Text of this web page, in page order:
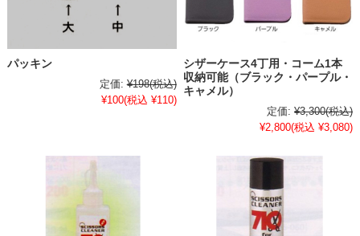
パッキン
定価: ¥198(税込)
¥100(税込 ¥110)
シザーケース4丁用・コーム1本
収納可能（ブラック・パープル・
キャメル）
定価: ¥3,300(税込)
¥2,800(税込 ¥3,080)